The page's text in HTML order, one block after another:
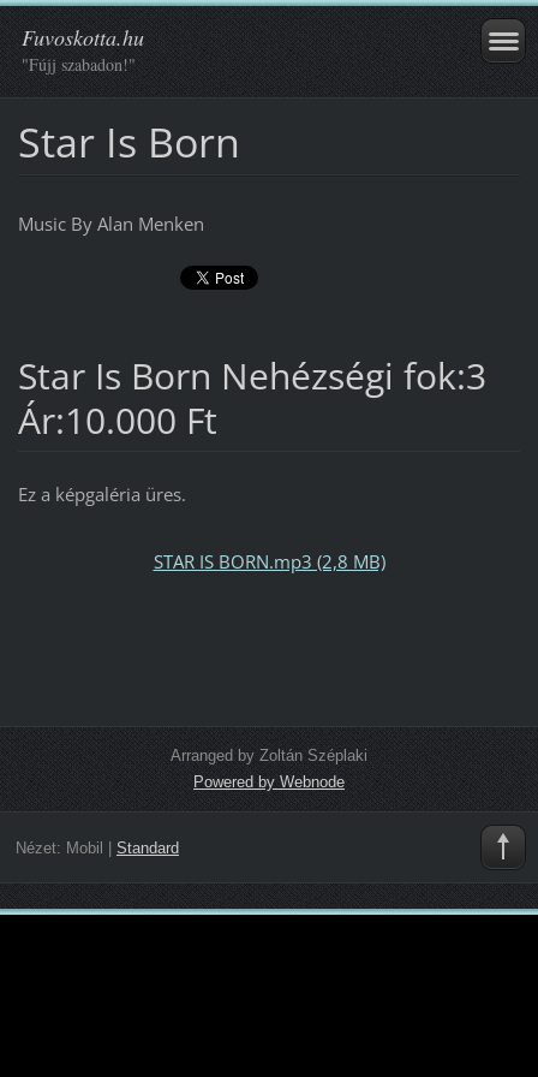
Fuvoskotta.hu
"Fújj szabadon!"
Star Is Born
Music By Alan Menken
Star Is Born Nehézségi fok:3
Ár:10.000 Ft
Ez a képgaléria üres.
STAR IS BORN.mp3 (2,8 MB)
Arranged by Zoltán Széplaki
Powered by Webnode
Nézet: Mobil Standard